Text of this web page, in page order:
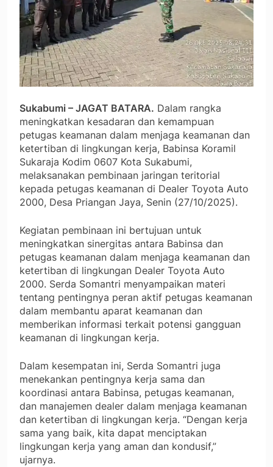
Sukabumi – JAGAT BATARA. Dalam rangka
meningkatkan kesadaran dan kemampuan
petugas keamanan dalam menjaga keamanan dan
ketertiban di lingkungan kerja, Babinsa Koramil
Sukaraja Kodim 0607 Kota Sukabumi,
melaksanakan pembinaan jaringan teritorial
kepada petugas keamanan di Dealer Toyota Auto
2000, Desa Priangan Jaya, Senin (27/10/2025).
Kegiatan pembinaan ini bertujuan untuk
meningkatkan sinergitas antara Babinsa dan
petugas keamanan dalam menjaga keamanan dan
ketertiban di lingkungan Dealer Toyota Auto
2000. Serda Somantri menyampaikan materi
tentang pentingnya peran aktif petugas keamanan
dalam membantu aparat keamanan dan
memberikan informasi terkait potensi gangguan
keamanan di lingkungan kerja.
Dalam kesempatan ini, Serda Somantri juga
menekankan pentingnya kerja sama dan
koordinasi antara Babinsa, petugas keamanan,
dan manajemen dealer dalam menjaga keamanan
dan ketertiban di lingkungan kerja. “Dengan kerja
sama yang baik, kita dapat menciptakan
lingkungan kerja yang aman dan kondusif,”
ujarnya.